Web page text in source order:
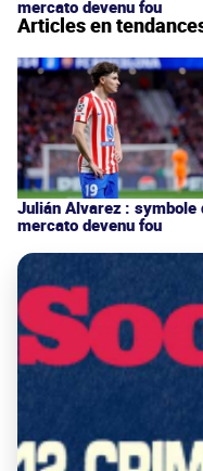
mercato devenu fou
Articles en
Julián Alvarez : symbole
mercato devenu fou